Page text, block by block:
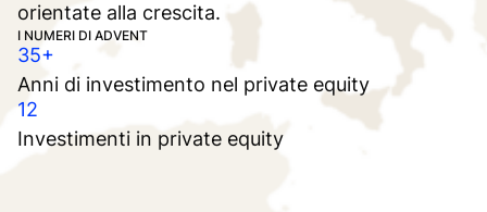
orientate alla crescita.
I NUMERI DI ADVENT
35+
Anni di investimento nel private equity
12
Investimenti in private equity